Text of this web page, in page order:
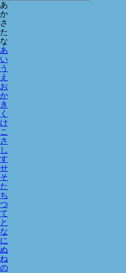
あ
か
さ
た
な
あ
い
う
え
お
か
き
く
け
こ
さ
し
す
せ
そ
た
ち
つ
て
と
な
に
ぬ
ね
の